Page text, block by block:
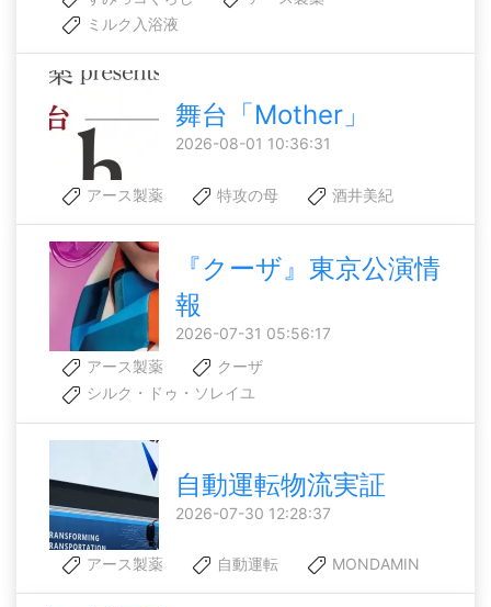
ミルク入浴液
舞台「Mother」
2026-08-01 10:36:31
アース製薬 特攻の母 酒井美紀
『クーザ』東京公演情
報
2026-07-31 05:56:17
アース製薬
クーザ
シルク・ドゥ・ソレイユ
自動運転物流実証
2026-07-30 12:28:37
アース製薬 自動運転 MONDAMIN